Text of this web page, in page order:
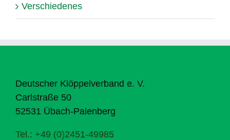
Verschiedenes
Deutscher Klöppelverband e. V.
Carlstraße 50
52531 Übach-Palenberg
Tel.: +49 (0)2451-49985